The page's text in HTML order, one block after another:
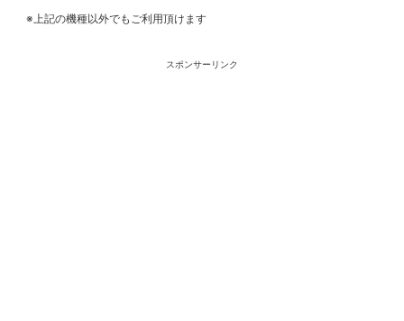
※上記の機種以外でもご利用頂けます
スポンサーリンク